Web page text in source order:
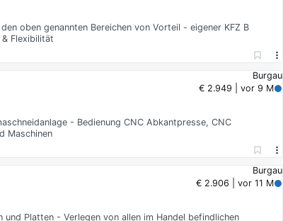
oben genannten Bereichen von Vorteil - eigener KFZ B
Flexibilität
Burgau
€ 2.949 | vor 9 M
- Bedienung CNC Abkantpresse, CNC
Maschinen
Burgau
€ 2.906 | vor 11 M
Platten - Verlegen von allen im Handel befindlichen